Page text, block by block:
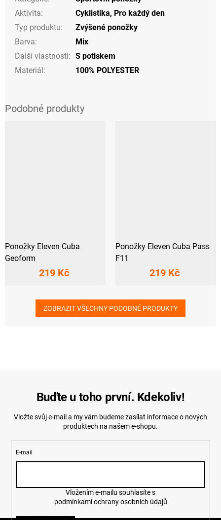
Aktivita: Cyklistika, Pro každý den
Typ produktu:
Zvýšené ponožky
Barva:
Mix
Další vlastnosti: S potiskem
Materiál: 100% POLYESTER
Ponožky Eleven Cuba
Geoform
219 Kč
Ponožky Eleven Cuba Pass
F11
219 Kč
ZOBRAZIT VŠECHNY PODOBNÉ PRODUKTY
Buďte u toho první. Kdekoliv!
Vložte svůj e-mail a my vám budeme zasílat informace o nových
produktech na našem e-shopu.
E-mail
podmínkami ochrany osobních údajů